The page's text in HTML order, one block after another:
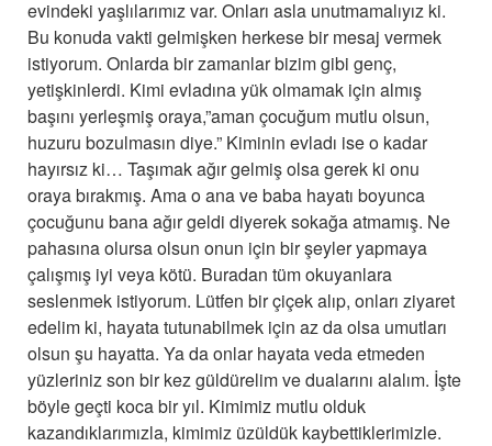
evindeki yaşlılarımız var. Onları asla unutmamalıyız ki.
Bu konuda vakti gelmişken herkese bir mesaj vermek
istiyorum. Onlarda bir zamanlar bizim gibi genç,
yetişkinlerdi. Kimi evladına yük olmamak için almış
başını yerleşmiş oraya,”aman çocuğum mutlu olsun,
huzuru bozulmasın diye.” Kiminin evladı ise o kadar
hayırsız ki… Taşımak ağır gelmiş olsa gerek ki onu
oraya bırakmış. Ama o ana ve baba hayatı boyunca
çocuğunu bana ağır geldi diyerek sokağa atmamış. Ne
pahasına olursa olsun onun için bir şeyler yapmaya
çalışmış iyi veya kötü. Buradan tüm okuyanlara
seslenmek istiyorum. Lütfen bir çiçek alıp, onları ziyaret
edelim ki, hayata tutunabilmek için az da olsa umutları
olsun şu hayatta. Ya da onlar hayata veda etmeden
yüzleriniz son bir kez güldürelim ve dualarını alalım. İşte
böyle geçti koca bir yıl. Kimimiz mutlu olduk
kazandıklarımızla, kimimiz üzüldük kaybettiklerimizle.